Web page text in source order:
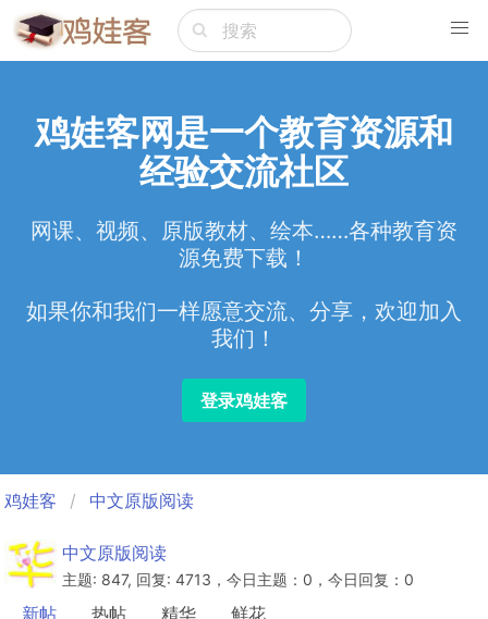
鸡娃客网是一个教育资源和
经验交流社区
网课、视频、原版教材、绘本……各种教育资
源免费下载！
如果你和我们一样愿意交流、分享，欢迎加入
我们！
登录鸡娃客
鸡娃客 中文原版阅读
中文原版阅读
主题: 847, 回复: 4713，今日主题：0，今日回复：0
新帖 热帖 精华 鲜花